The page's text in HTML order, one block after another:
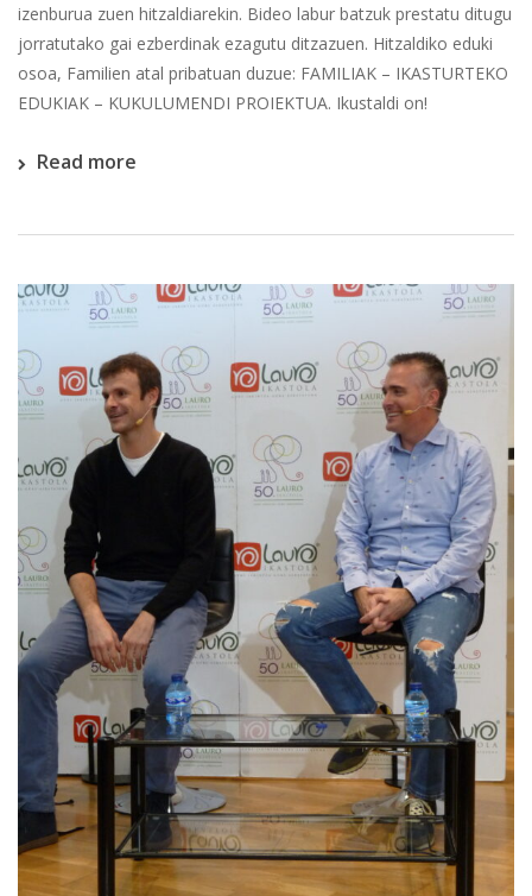
izenburua zuen hitzaldiarekin. Bideo labur batzuk prestatu ditugu
jorratutako gai ezberdinak ezagutu ditzazuen. Hitzaldiko eduki
osoa, Familien atal pribatuan duzue: FAMILIAK – IKASTURTEKO
EDUKIAK – KUKULUMENDI PROIEKTUA. Ikustaldi on!
Read more